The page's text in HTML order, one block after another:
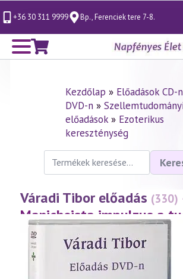
+36 30 311 9999 Bp., Ferenciek tere 7-8.
Kezdőlap » Előadások CD-
DVD-n»
előadások» Ezoterikus
kereszténység
Keresés
következőre:
Váradi Tibor előadás (330)
Manicheista impulzus a
korában (2004.02.26.)